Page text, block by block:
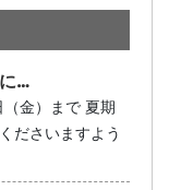
…
金）まで 夏期
ださいますよう